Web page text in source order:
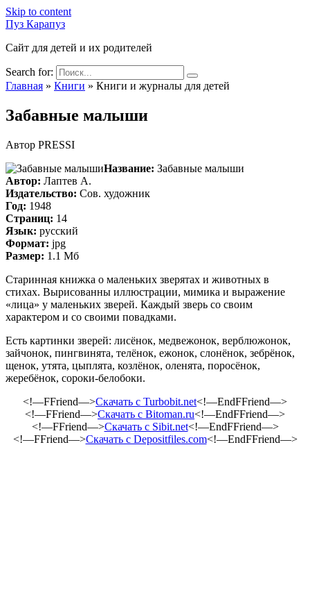
Skip to content
Пуз Карапуз
Сайт для детей и их родителей
Search for:
Главная » Книги » Книги и журналы для детей
Забавные малыши
Автор PRESSI
Название: Забавные малыши
Автор: Лаптев А.
Издательство: Сов. художник
Год: 1948
Страниц: 14
Язык: русский
Формат: jpg
Размер: 1.1 Мб
Старинная книжка о маленьких зверятах и животных в
стихах. Вырисованны иллюстрации, мимика и выражение
«лица» у маленьких зверей. Каждый зверь со своим
характером и со своими повадками.
Есть картинки зверей: лисёнок, медвежонок, верблюжонок,
зайчонок, пингвинята, телёнок, ежонок, слонёнок, зебрёнок,
щенок, утята, цыплята, козлёнок, оленята, поросёнок,
жеребёнок, сороки-белобоки.
<!—FFriend—>Скачать с Turbobit.net<!—EndFFriend—>
<!—FFriend—>Скачать с Bitoman.ru<!—EndFFriend—>
<!—FFriend—>Скачать с Sibit.net<!—EndFFriend—>
<!—FFriend—>Скачать с Depositfiles.com<!—EndFFriend—>